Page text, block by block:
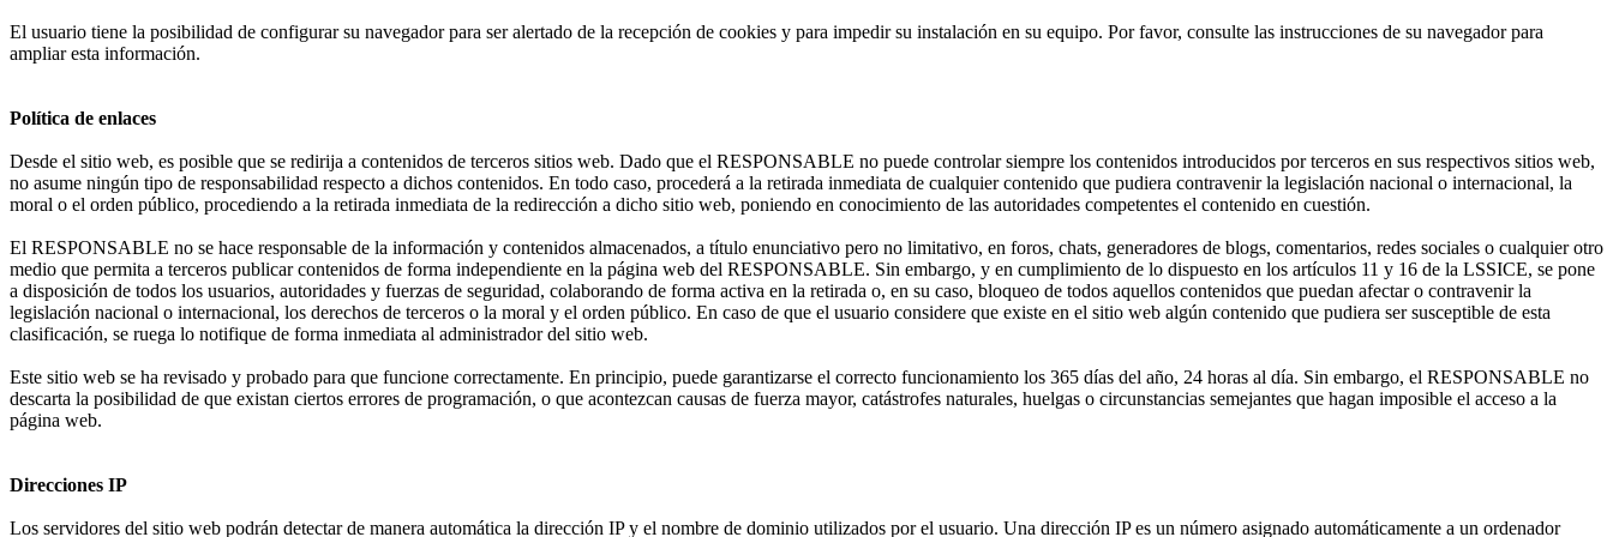
El usuario tiene la posibilidad de configurar su navegador para ser alertado de la recepción de cookies y para impedir su instalación en su equipo. Por favor, consulte las instrucciones de su navegador para
ampliar esta información.
Política de enlaces
Desde el sitio web, es posible que se redirija a contenidos de terceros sitios web. Dado que el RESPONSABLE no puede controlar siempre los contenidos introducidos por terceros en sus respectivos sitios web,
no asume ningún tipo de responsabilidad respecto a dichos contenidos. En todo caso, procederá a la retirada inmediata de cualquier contenido que pudiera contravenir la legislación nacional o internacional, la
moral o el orden público, procediendo a la retirada inmediata de la redirección a dicho sitio web, poniendo en conocimiento de las autoridades competentes el contenido en cuestión.
El RESPONSABLE no se hace responsable de la información y contenidos almacenados, a título enunciativo pero no limitativo, en foros, chats, generadores de blogs, comentarios, redes sociales o cualquier otro
medio que permita a terceros publicar contenidos de forma independiente en la página web del RESPONSABLE. Sin embargo, y en cumplimiento de lo dispuesto en los artículos 11 y 16 de la LSSICE, se pone
a disposición de todos los usuarios, autoridades y fuerzas de seguridad, colaborando de forma activa en la retirada o, en su caso, bloqueo de todos aquellos contenidos que puedan afectar o contravenir la
legislación nacional o internacional, los derechos de terceros o la moral y el orden público. En caso de que el usuario considere que existe en el sitio web algún contenido que pudiera ser susceptible de esta
clasificación, se ruega lo notifique de forma inmediata al administrador del sitio web.
Este sitio web se ha revisado y probado para que funcione correctamente. En principio, puede garantizarse el correcto funcionamiento los 365 días del año, 24 horas al día. Sin embargo, el RESPONSABLE no
descarta la posibilidad de que existan ciertos errores de programación, o que acontezcan causas de fuerza mayor, catástrofes naturales, huelgas o circunstancias semejantes que hagan imposible el acceso a la
página web.
Direcciones IP
Los servidores del sitio web podrán detectar de manera automática la dirección IP y el nombre de dominio utilizados por el usuario. Una dirección IP es un número asignado automáticamente a un ordenador